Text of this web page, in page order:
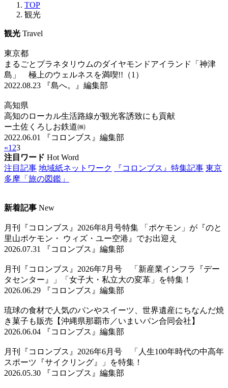
TOP
観光
観光 Travel
東京都
まるごとプラネタリウムのダイヤモンドアイランド「神津
島」 極上のウェルネスを満喫!!（1）
2022.08.23
『島へ。』編集部
高知県
高知のローカル生活路線が観光客誘致にも貢献
ー土佐くろしお鉄道㈱
2022.06.01
『コロンブス』編集部
«1 23
注目ワード Hot Word
注目記事 地域紙ネットワーク 『コロンブス』特集記事 東京
多摩「旅の図鑑」
新着記事 New
月刊『コロンブス』2026年8月号特集 「ポケモン」が『のと
里山ポケモン・ ウィズ・ユー空港』でお出迎え
2026.07.31 『コロンブス』編集部
月刊『コロンブス』2026年7月号 「新産業インフラ『デー
タセンター』」「女子大・私立大の変革」を特集！
2026.06.29 『コロンブス』編集部
琉球の食材で人気のパンやスイーツ、世界遺産にちなんだ焼
き菓子も販売【沖縄県那覇市／いまいパン合同会社】
2026.06.04 『コロンブス』編集部
月刊『コロンブス』2026年6月号 「人生100年時代の中高年
スポーツ『サイクリング』」を特集！
2026.05.30 『コロンブス』編集部